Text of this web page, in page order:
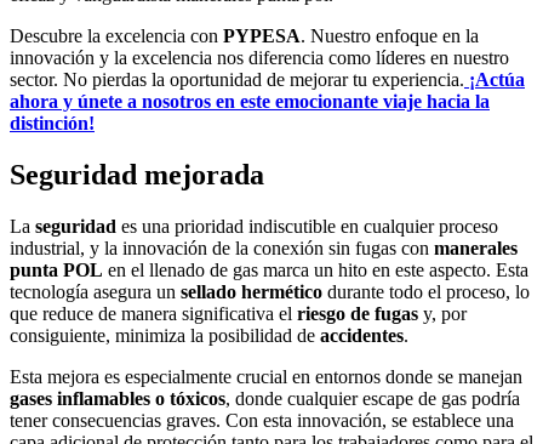
Descubre la excelencia con PYPESA. Nuestro enfoque en la
innovación y la excelencia nos diferencia como líderes en nuestro
sector. No pierdas la oportunidad de mejorar tu experiencia. ¡Actúa
ahora y únete a nosotros en este emocionante viaje hacia la
distinción!
Seguridad mejorada
La seguridad es una prioridad indiscutible en cualquier proceso
industrial, y la innovación de la conexión sin fugas con manerales
punta POL en el llenado de gas marca un hito en este aspecto. Esta
tecnología asegura un sellado hermético durante todo el proceso, lo
que reduce de manera significativa el riesgo de fugas y, por
consiguiente, minimiza la posibilidad de accidentes.
Esta mejora es especialmente crucial en entornos donde se manejan
gases inflamables o tóxicos, donde cualquier escape de gas podría
tener consecuencias graves. Con esta innovación, se establece una